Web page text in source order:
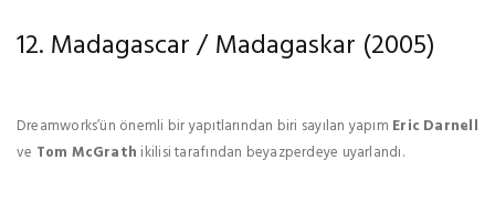
12. Madagascar / Madagaskar (2005)
Dreamworks’ün önemli bir yapıtlarından biri sayılan yapım Eric Darnell
ve Tom McGrath ikilisi tarafından beyazperdeye uyarlandı.